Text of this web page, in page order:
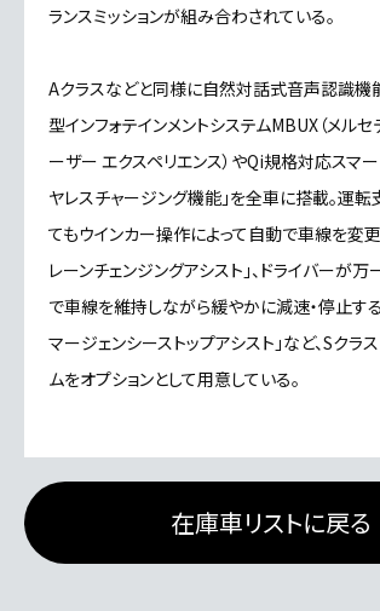
ランスミッションが組み合わされている。
Aクラスなどと同様に自然対話式音声認識機
型インフォテインメントシステムMBUX（メルセ
ーザー エクスペリエンス）やQi規格対応スマー
ヤレスチャージング機能」を全車に搭載。運
てもウインカー操作によって自動で車線を変更
レーンチェンジングアシスト」、ドライバーが
で車線を維持しながら緩やかに減速・停止する
マージェンシーストップアシスト」など、Sクラ
ムをオプションとして用意している。
在庫車リストに戻る